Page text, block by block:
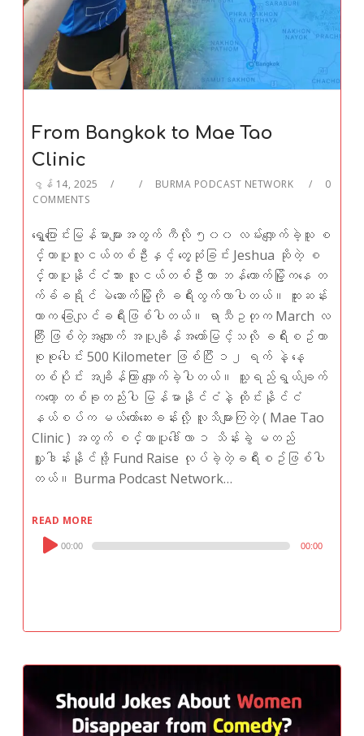
From Bangkok to Mae Tao
Clinic
ဇွန် 14, 2025 BURMA PODCAST NETWORK
0
COMMENTS
ရွှေ့ပြောင်းမြန်မာများအတွက် ကီလို ၅၀၀ လမ်းလျှောက်ခဲ့သူ စ
င်္ကာပူလူငယ်တစ်ဦးနှင့် တွေ့ဆုံခြင်း Jeshua ဆိုတဲ့ စ
င်္ကာပူနိုင်ငံသား လူငယ်တစ်ဦးဟာ ဘန်ကောက်မြို့ကနေ တ
က်ခ်ခရိုင် မဲဆောက်မြို့ကို ခရီးထွက်လာပါတယ်။ ထူးဆန်း
တာက ခြေလျင်ခရီးဖြစ်ပါတယ်။ ရာသီဥတုက March လ
ကြီး ဖြစ်တဲ့အလျောက် အပူချိန်အတော်မြင့်သလို ခရီးစဥ်ဟာ
စုစုပေါင်း 500 Kilometer ဖြစ်ပြီး ၁၂ ရက် နဲ့ နေ့
တစ်ပိုင်း အချိန်ကြာ လျှောက်ခဲ့ပါတယ်။ သူ့ရည်ရွယ်ချက်
ကတော့ တစ်ခုတည်းပါ မြန်မာနိုင်ငံနဲ့ ထိုင်းနိုင်ငံ
နယ်စပ်က မယ်တော်ဆေးခန်းလို့ လူသိများကြတဲ့ ( Mae Tao
Clinic ) အတွက် စင်္ကာပူဒေါ်လာ ၁ သိန်းခွဲ မတည်
လှူဒါန်းနိုင်ဖို့ Fund Raise လုပ်ခဲ့တဲ့ခရီးစဥ်ဖြစ်ပါ
တယ်။ Burma Podcast Network…
READ MORE
Audio
Player
00:00 00:00